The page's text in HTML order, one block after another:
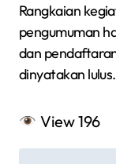
Rangkaian
pengumuman
dan
dinyatakan lulus.
View196